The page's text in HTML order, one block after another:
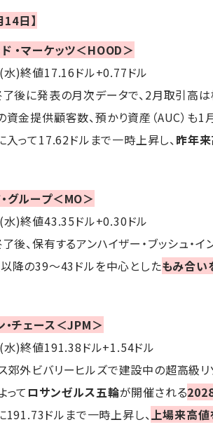
14日】
・マーケッツ＜HOOD＞
)終値17.16ドル+0.77ドル
後に発表の月次データで、2月取引高
資金提供顧客数、預かり資産（AUC）も1
入って17.62ドルまで一時上昇し、 昨年
グループ＜MO＞
)終値43.35ドル+0.30ドル
後、保有するアンハイザー・ブッシュ・
降の39～43ドルを中心としたもみ合い
チェース＜JPM＞
)終値191.38ドル+1.54ドル
郊外ビバリーヒルズで建設中の超高級
って ロサンゼルス五輪が開催される
191.73ドルまで一時上昇し、 上場来高